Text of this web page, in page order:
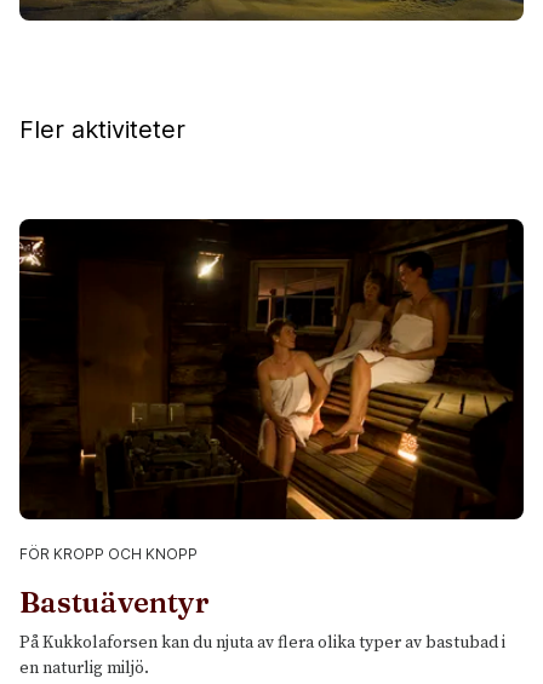
Fler aktiviteter
FÖR KROPP OCH KNOPP
Bastuäventyr
På Kukkolaforsen kan du njuta av flera olika typer av bastubad i
en naturlig miljö.